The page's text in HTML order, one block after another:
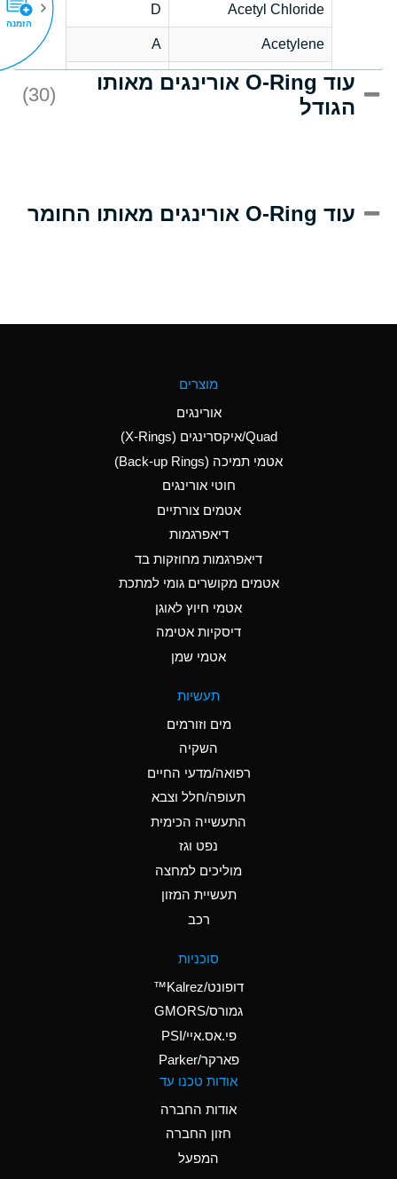
Acetyl Chloride
D
Acetylene
A
Acrlylonitrile
D
Adipic Acid
(Aqueous)
Aluminum Nitrate
(Aqueous)
Aluminum Phosphate
Ammonia Anhydrous
B
Ammonia Gas (cold)
A
Ammonia Gas (hot)
Ammonium Hydroxide
D
Ammonium Nitrate
Ammonium Nitrite
Ammonium Persulfate
Ammonium Phosphate
A
Ammonium Sulfate
A
Amyl Acetate (Banana
עוד O-Ring אורינגים מאותו
הגודל
(30)
עוד O-Ring אורינגים מאותו החומר
מוצרים
אורינגים
Quad/איקסרינגים (X-Rings)
אטמי תמיכה (Back-up Rings)
חוטי אורינגים
אטמים צורתיים
דיאפרגמות
דיאפרגמות מחוזקות בד
אטמים מקושרים גומי למתכת
אטמי חיוץ לאוגן
דיסקיות אטימה
אטמי שמן
תעשיות
מים וזורמים
השקיה
רפואה/מדעי החיים
תעופה/חלל וצבא
התעשייה הכימית
נפט וגז
מוליכים למחצה
תעשיית המזון
רכב
סוכניות
דופונט/Kalrez™
גמורס/GMORS
פי.אס.איי/PSI
פארקר/Parker
אודות טכנו עד
אודות החברה
חזון החברה
המפעל
הזמנה